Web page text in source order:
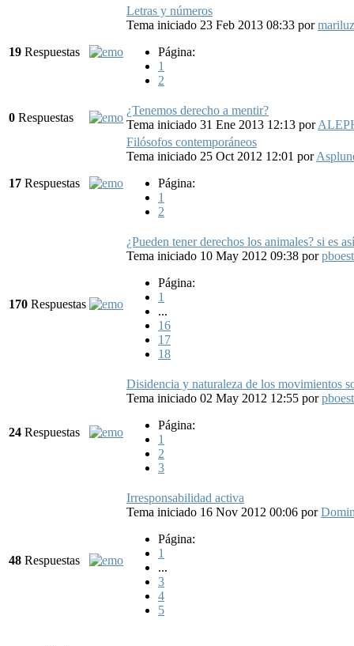
19 Respuestas
Letras y números
Tema iniciado 23 Feb 2013 08:33 pormariluz
Página:
1
2
0 Respuestas
¿Tenemos derecho a mentir?
Tema iniciado 31 Ene 2013 12:13 por
17 Respuestas
Filósofos contemporáneos
Tema iniciado 25 Oct 2012 12:01 por
Página:
1
2
170 Respuestas
¿Pueden tener derechos los animales? si es
Tema iniciado 10 May 2012 09:38 porpboest
Página:
1
...
16
17
18
24 Respuestas
Disidencia y naturaleza de los movimientos
Tema iniciado 02 May 2012 12:55 porpboest
Página:
1
2
3
48 Respuestas
Irresponsabilidad activa
Tema iniciado 16 Nov 2012 00:06 por
Página:
1
...
3
4
5